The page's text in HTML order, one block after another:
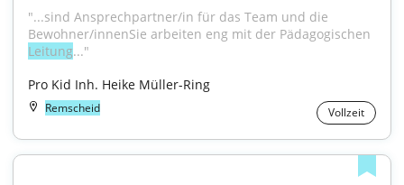
"...sind Ansprechpartner/in für das Team und die
Leitung..."
Pro Kid Inh. Heike Müller-Ring
Remscheid Vollzeit